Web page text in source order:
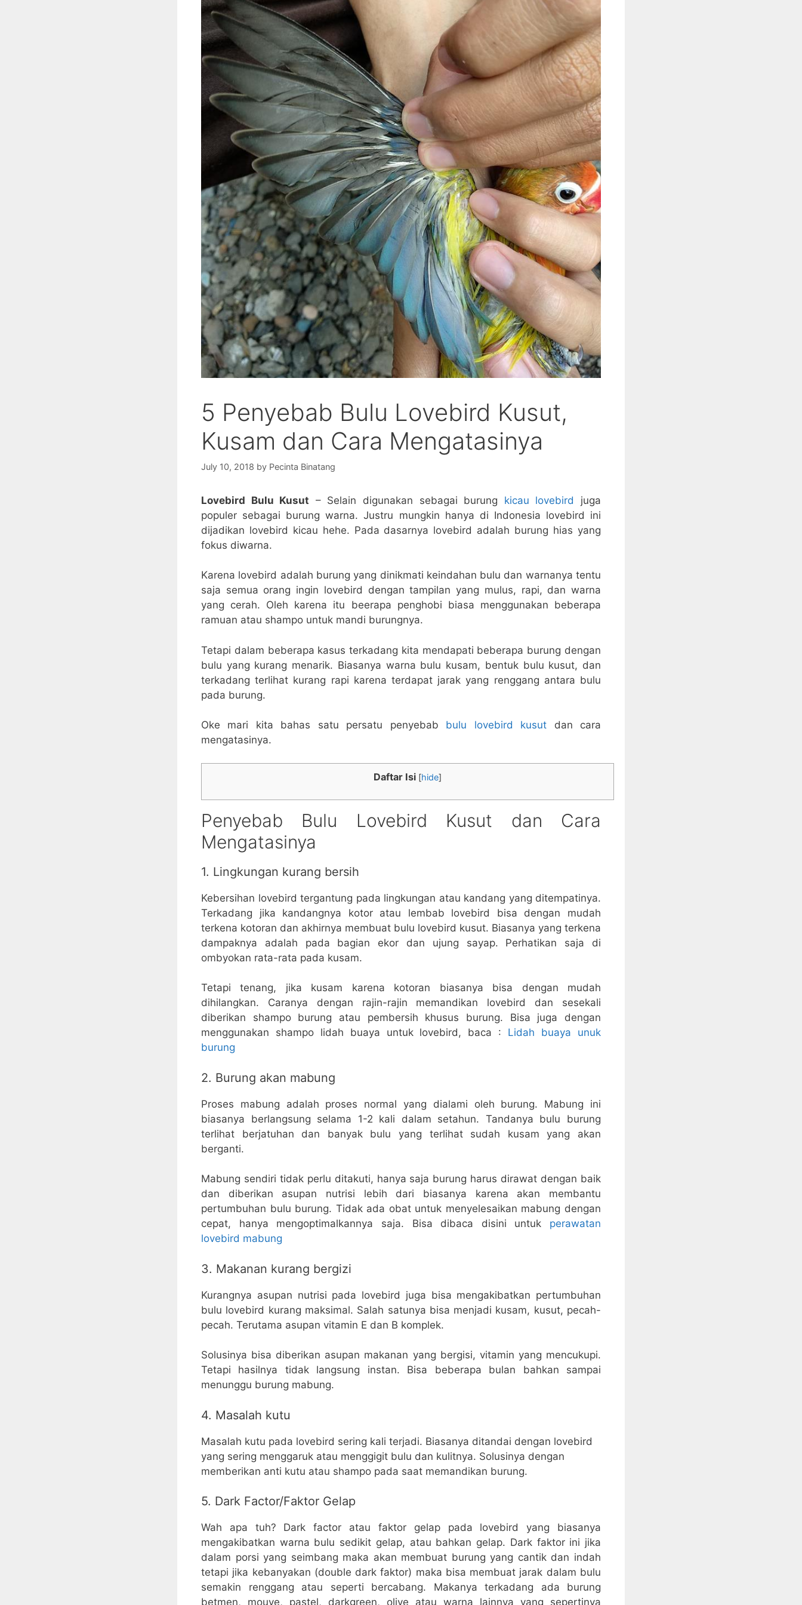
5 Penyebab Bulu Lovebird Kusut,
Kusam dan Cara Mengatasinya
July 10, 2018 by Pecinta Binatang
Lovebird Bulu Kusut – Selain digunakan sebagai burung kicau lovebird
juga
populer sebagai burung warna. Justru mungkin hanya di Indonesia lovebird ini
dijadikan lovebird kicau hehe. Pada dasarnya lovebird adalah burung hias yang
fokus diwarna.
Karena lovebird adalah burung yang dinikmati keindahan bulu dan warnanya tentu
saja semua orang ingin lovebird dengan tampilan yang mulus, rapi, dan warna
yang cerah. Oleh karena itu beerapa penghobi biasa menggunakan beberapa
ramuan atau shampo untuk mandi burungnya.
Tetapi dalam beberapa kasus terkadang kita mendapati beberapa burung dengan
bulu yang kurang menarik. Biasanya warna bulu kusam, bentuk bulu kusut, dan
terkadang terlihat kurang rapi karena terdapat jarak yang renggang antara bulu
pada burung.
Oke mari kita bahas satu persatu penyebab bulu lovebird kusut dan cara
mengatasinya.
Daftar Isi [hide]
Penyebab Bulu Lovebird Kusut dan Cara
Mengatasinya
1. Lingkungan kurang bersih
Kebersihan lovebird tergantung pada lingkungan atau kandang yang ditempatinya.
Terkadang jika kandangnya kotor atau lembab lovebird bisa dengan mudah
terkena kotoran dan akhirnya membuat bulu lovebird kusut. Biasanya yang terkena
dampaknya adalah pada bagian ekor dan ujung sayap. Perhatikan saja di
ombyokan rata-rata pada kusam.
Tetapi tenang, jika kusam karena kotoran biasanya bisa dengan mudah
dihilangkan. Caranya dengan rajin-rajin memandikan lovebird dan sesekali
diberikan shampo burung atau pembersih khusus burung. Bisa juga dengan
menggunakan shampo lidah buaya untuk lovebird, baca : Lidah buaya unuk
burung
2. Burung akan mabung
Proses mabung adalah proses normal yang dialami oleh burung. Mabung ini
biasanya berlangsung selama 1-2 kali dalam setahun. Tandanya bulu burung
terlihat berjatuhan dan banyak bulu yang terlihat sudah kusam yang akan
berganti.
Mabung sendiri tidak perlu ditakuti, hanya saja burung harus dirawat dengan baik
dan diberikan asupan nutrisi lebih dari biasanya karena akan membantu
pertumbuhan bulu burung. Tidak ada obat untuk menyelesaikan mabung dengan
cepat, hanya mengoptimalkannya saja. Bisa dibaca disini untuk perawatan
lovebird mabung
3. Makanan kurang bergizi
Kurangnya asupan nutrisi pada lovebird juga bisa mengakibatkan pertumbuhan
bulu lovebird kurang maksimal. Salah satunya bisa menjadi kusam, kusut, pecah-
pecah. Terutama asupan vitamin E dan B komplek.
Solusinya bisa diberikan asupan makanan yang bergisi, vitamin yang mencukupi.
Tetapi hasilnya tidak langsung instan. Bisa beberapa bulan bahkan sampai
menunggu burung mabung.
4. Masalah kutu
Masalah kutu pada lovebird sering kali terjadi. Biasanya ditandai dengan lovebird
yang sering menggaruk atau menggigit bulu dan kulitnya. Solusinya dengan
memberikan anti kutu atau shampo pada saat memandikan burung.
5. Dark Factor/Faktor Gelap
Wah apa tuh? Dark factor atau faktor gelap pada lovebird yang biasanya
mengakibatkan warna bulu sedikit gelap, atau bahkan gelap. Dark faktor ini jika
dalam porsi yang seimbang maka akan membuat burung yang cantik dan indah
tetapi jika kebanyakan (double dark faktor) maka bisa membuat jarak dalam bulu
semakin renggang atau seperti bercabang. Makanya terkadang ada burung
betmen, mouve, pastel, darkgreen, olive atau warna lainnya yang sepertinya